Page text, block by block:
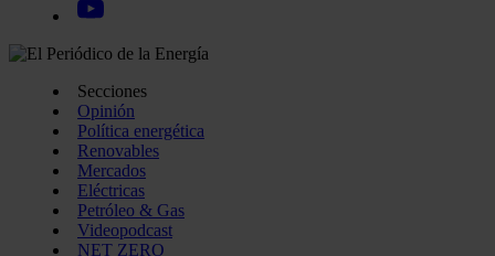
Secciones
Opinión
Política energética
Renovables
Mercados
Eléctricas
Petróleo & Gas
Videopodcast
NET ZERO